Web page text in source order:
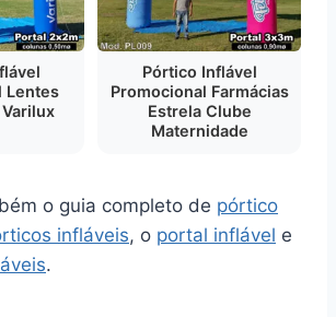
Lentes
Pórtico Inflável
Promocional Farmácias
Estrela Clube
Maternidade
o guia completo de pórtico
infláveis, o portal inflável e
.